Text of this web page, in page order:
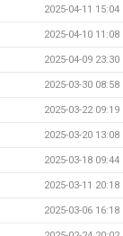
2025-04-11 15:04
2025-04-10 11:08
2025-04-09 23:30
2025-03-30 08:58
2025-03-22 09:19
2025-03-20 13:08
2025-03-18 09:44
2025-03-11 20:18
2025-03-06 16:18